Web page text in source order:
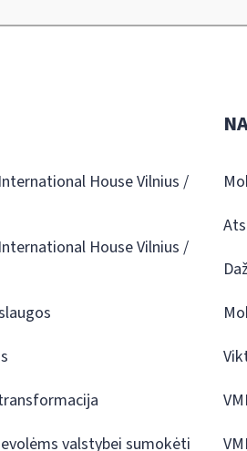
House Vilnius /
House Vilnius /
valstybei sumokėti